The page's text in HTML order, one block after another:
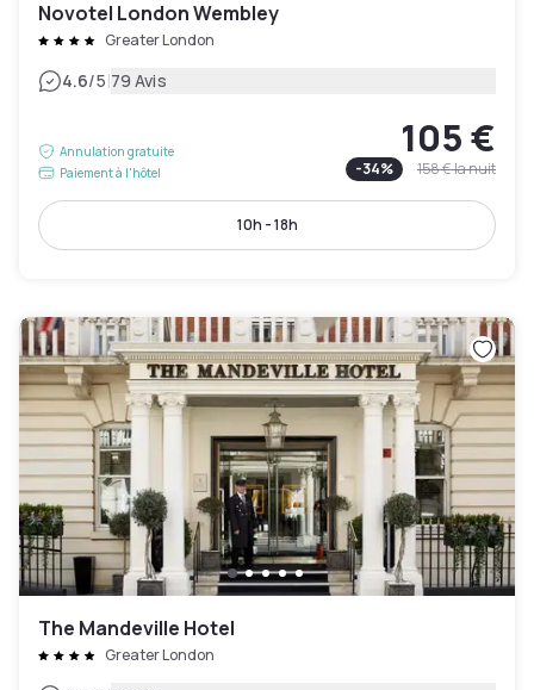
Novotel London Wembley
Greater London
4.6/5|79 Avis
Annulation gratuite
Paiement à l'hôtel
105 €
-34% 158 €la nuit
10h - 18h
The Mandeville Hotel
Greater London